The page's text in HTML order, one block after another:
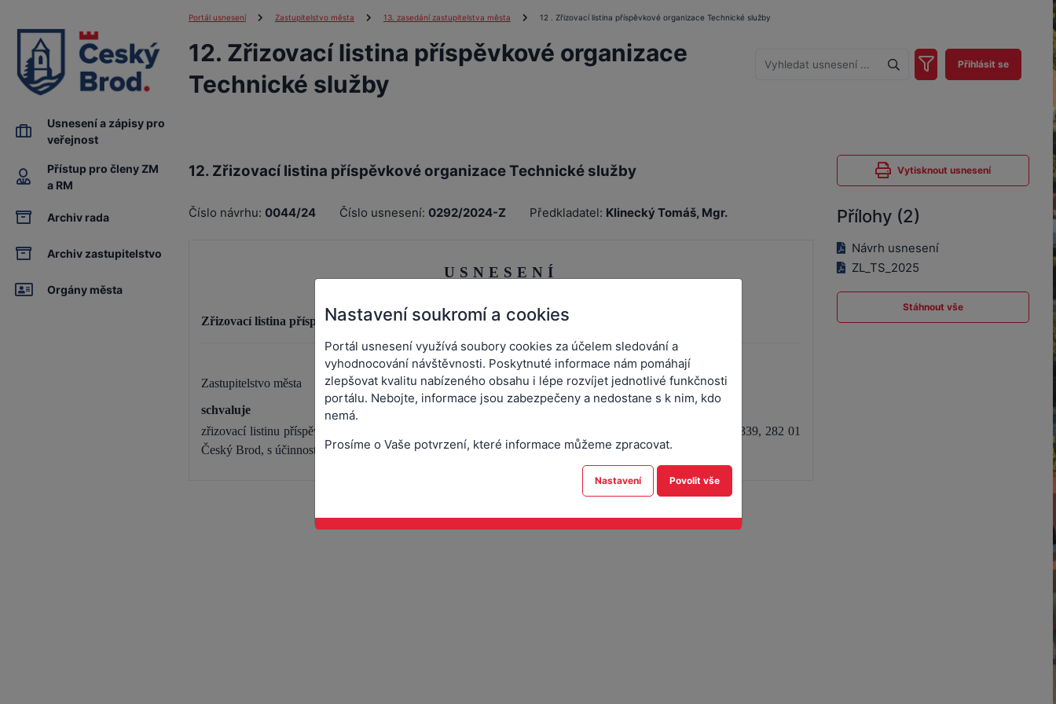
Usnesení a zápisy pro
veřejnost
Přístup pro členy ZM
a RM
Archiv rada
Archiv zastupitelstvo
Orgány města
Portál usnesení Zastupitelstvo města 13. zasedání zastupitelstva města 12 . Zřizovací listina příspěvkové organizace Technické služby
12. Zřizovací listina příspěvkové organizace
Technické služby
Přihlásit se
12. Zřizovací listina příspěvkové organizace Technické služby
Číslo návrhu: 0044/24 Číslo usnesení: 0292/2024-Z Předkladatel: Klinecký Tomáš, Mgr.
USNESENÍ
Zřizovací listina příspěvkové organizace Technické služby
Zastupitelstvo města
schvaluje
zřizovací listinu příspěvkové organizace Technické služby Český Brod, IČO: 00875180, sídlem Palackého 339, 282 01
Český Brod, s účinností od 1. 1. 2025, dle přílohy patřící k usnesení.
Vytisknout usnesení
Přílohy (2)
Návrh usnesení
ZL_TS_2025
Stáhnout vše
Nastavení soukromí a cookies
Portál usnesení využívá soubory cookies za účelem sledování a
vyhodnocování návštěvnosti. Poskytnuté informace nám pomáhají
zlepšovat kvalitu nabízeného obsahu i lépe rozvíjet jednotlivé funkčnosti
portálu. Nebojte, informace jsou zabezpečeny a nedostane s k nim, kdo
nemá.
Prosíme o Vaše potvrzení, které informace můžeme zpracovat.
Nastavení Povolit vše